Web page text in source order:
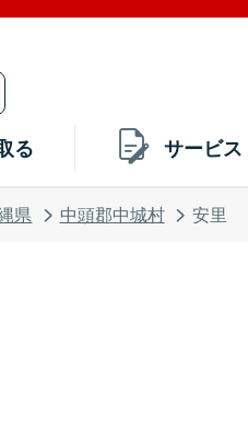
る サービス
県 中頭郡中城村 安里